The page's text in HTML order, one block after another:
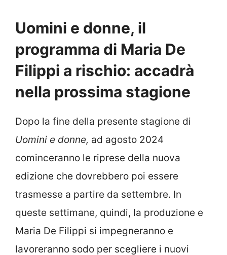
Uomini e donne, il
programma di Maria De
Filippi a rischio: accadrà
nella prossima stagione
Dopo la fine della presente stagione di
Uomini e donne, ad agosto 2024
cominceranno le riprese della nuova
edizione che dovrebbero poi essere
trasmesse a partire da settembre. In
queste settimane, quindi, la produzione e
Maria De Filippi si impegneranno e
lavoreranno sodo per scegliere i nuovi